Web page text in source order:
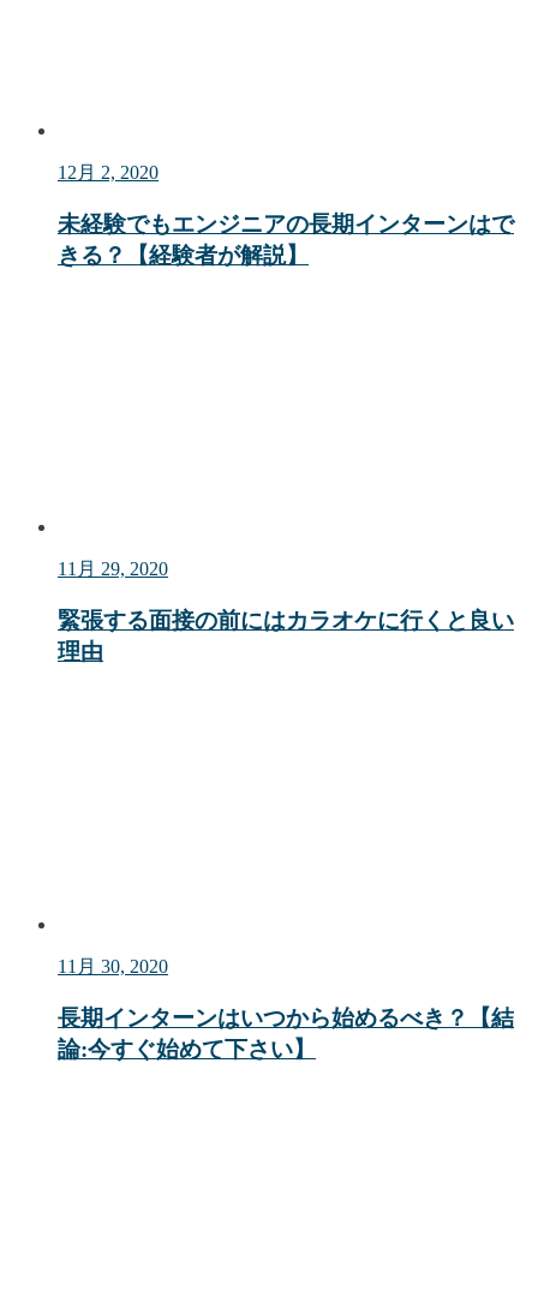
12月 2, 2020
未経験でもエンジニアの長期インターンはで
きる？【経験者が解説】
11月 29, 2020
緊張する面接の前にはカラオケに行くと良い
理由
11月 30, 2020
長期インターンはいつから始めるべき？【結
論:今すぐ始めて下さい】